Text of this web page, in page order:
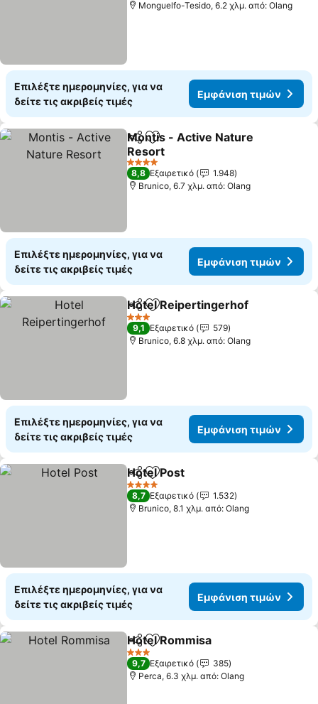
Monguelfo-Tesido, 6.2 χλμ. από: Olang
Επιλέξτε ημερομηνίες, για να
δείτε τις ακριβείς τιμές
Εμφάνιση τιμών
Κοινοποίηση
Προσθήκη στα αγαπημένα
Montis - Active Nature
Resort
Εμφάνιση τιμών
4 Αστέρια
8,8 Εξαιρετικό
1.948
Brunico, 6.7 χλμ. από: Olang
Επιλέξτε ημερομηνίες, για να
δείτε τις ακριβείς τιμές
Εμφάνιση τιμών
Κοινοποίηση
Προσθήκη στα αγαπημένα
Hotel Reipertingerhof
3 Αστέρια
9,1 Εξαιρετικό
579
Brunico, 6.8 χλμ. από: Olang
Επιλέξτε ημερομηνίες, για να
δείτε τις ακριβείς τιμές
Εμφάνιση τιμών
Κοινοποίηση
Προσθήκη στα αγαπημένα
Hotel Post
4 Αστέρια
8,7 Εξαιρετικό
1.532
Brunico, 8.1 χλμ. από: Olang
Επιλέξτε ημερομηνίες, για να
δείτε τις ακριβείς τιμές
Εμφάνιση τιμών
Κοινοποίηση
Προσθήκη στα αγαπημένα
Hotel Rommisa
3 Αστέρια
9,7 Εξαιρετικό
385
Perca, 6.3 χλμ. από: Olang